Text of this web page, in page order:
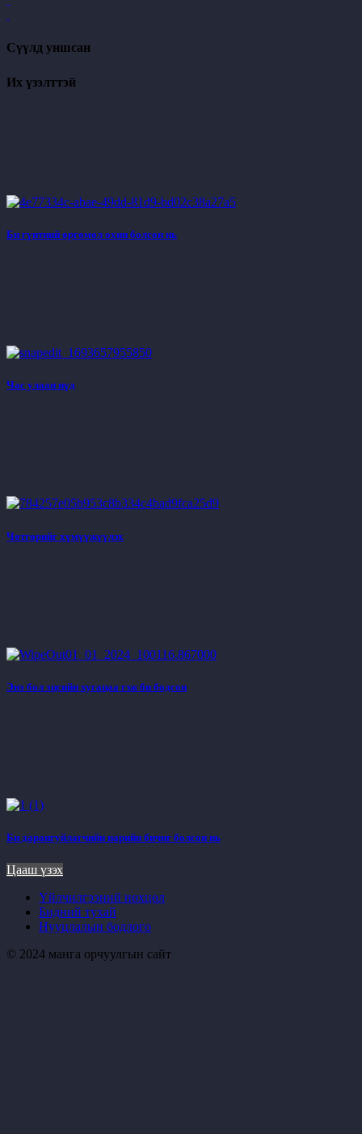
Сүүлд уншсан
Их үзэлттэй
Би гүнтний өргөмөл охин болсон нь
Час улаан нүд
Чөтгөрийг хүмүүжүүлэх
Энэ бол эцсийн хугацаа гэж би бодсон
Би дарангуйлагчийн нарийн бичиг болсон нь
Цааш үзэх
Үйлчилгээний нөхцөл
Бидний тухай
Нууцлалын бодлого
© 2024 манга орчуулгын сайт